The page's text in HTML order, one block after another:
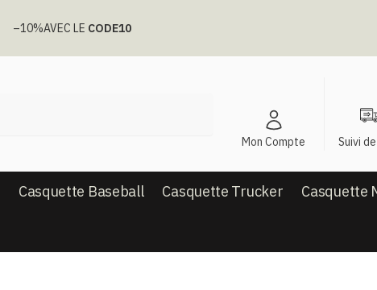
–10%AVEC LE CODE10
Mon Compte Suivi
Casquette Baseball Casquette Trucker Casquette